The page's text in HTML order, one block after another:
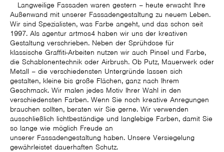
Langweilige Fassaden waren gestern – heute erwacht Ihre
Außenwand mit unserer Fassadengestaltung zu neuem Leben.
Wir sind Spezialisten, was Farbe angeht, und das schon seit
1997. Als agentur artmos4 haben wir uns der kreativen
Gestaltung verschrieben. Neben der Sprühdose für
klassische Graffiti-Arbeiten nutzen wir auch Pinsel und Farbe,
die Schablonentechnik oder Airbrush. Ob Putz, Mauerwerk oder
Metall – die verschiedensten Untergründe lassen sich
gestalten, kleine bis große Flächen, ganz nach Ihrem
Geschmack. Wir malen jedes Motiv Ihrer Wahl in den
verschiedensten Farben. Wenn Sie noch kreative Anregungen
brauchen sollten, beraten wir Sie gerne. Wir verwenden
ausschließlich lichtbeständige und langlebige Farben, damit Sie
so lange wie möglich Freude an
unserer Fassadengestaltung haben. Unsere Versiegelung
gewährleistet dauerhaften Schutz.